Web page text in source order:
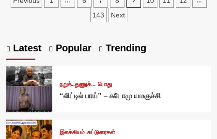
143 Next
Latest Popular Trending
நறுக்..துணுக்... பொது
“லிட்டில் பாய்” – சுடோமு யமகுச்சி
இலக்கியம் கட்டுரைகள்